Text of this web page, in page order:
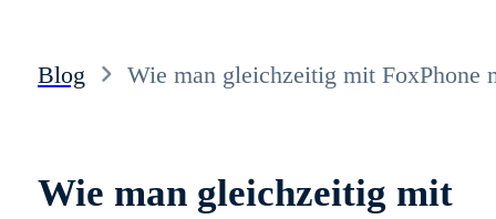
Blog Wie man gleichzeitig mit FoxPhone
Wie man gleichzeitig mit